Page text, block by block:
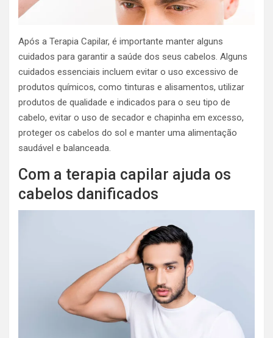
Após a Terapia Capilar, é importante manter alguns
cuidados para garantir a saúde dos seus cabelos. Alguns
cuidados essenciais incluem evitar o uso excessivo de
produtos químicos, como tinturas e alisamentos, utilizar
produtos de qualidade e indicados para o seu tipo de
cabelo, evitar o uso de secador e chapinha em excesso,
proteger os cabelos do sol e manter uma alimentação
saudável e balanceada.
Com a terapia capilar ajuda os
cabelos danificados